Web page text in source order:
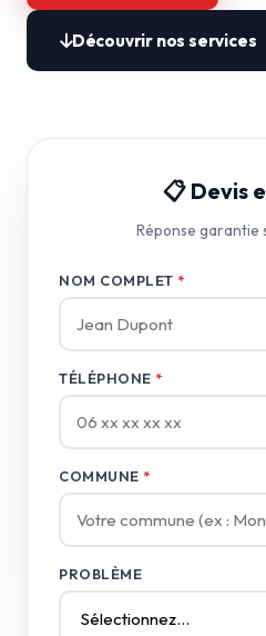
Découvrir nos services
📋 Devis
Réponse garantie
NOM COMPLET *
TÉLÉPHONE *
COMMUNE *
PROBLÈME